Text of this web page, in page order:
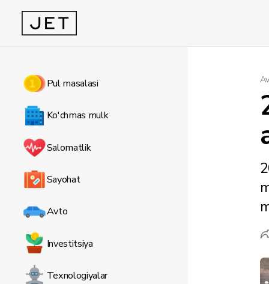
Pul masalasi
Ko'chmas mulk
Salomatlik
Sayohat
Avto
Investitsiya
Texnologiyalar